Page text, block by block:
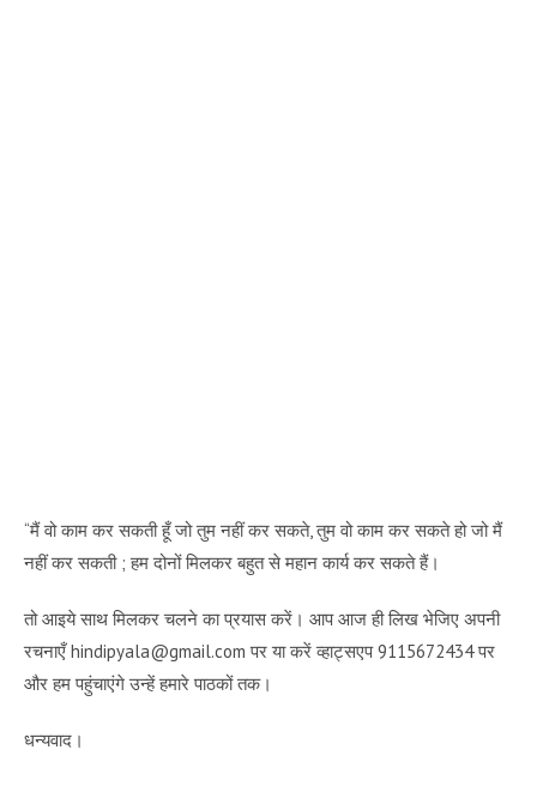
“मैं वो काम कर सकती हूँ जो तुम नहीं कर सकते, तुम वो काम कर सकते हो जो मैं
नहीं कर सकती ; हम दोनों मिलकर बहुत से महान कार्य कर सकते हैं।
तो आइये साथ मिलकर चलने का प्रयास करें। आप आज ही लिख भेजिए अपनी
रचनाएँ hindipyala@gmail.com पर या करें व्हाट्सएप 9115672434 पर
और हम पहुंचाएंगे उन्हें हमारे पाठकों तक।
धन्यवाद।